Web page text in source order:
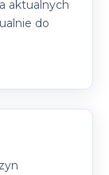
aktualnych
do